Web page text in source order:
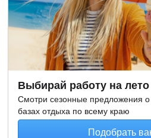
Выбирай работу на
Смотри сезонные предложения
базах отдыха по всему краю
Подобрать